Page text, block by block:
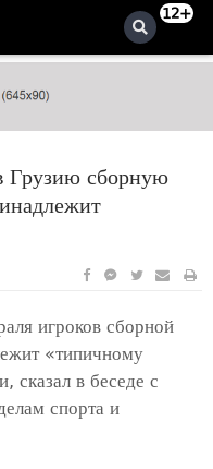
12+
Грузию сборную
игроков сборной
«типичному
сказал в беседе с
спорта и